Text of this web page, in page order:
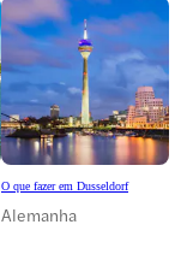
O que fazer em Dusseldorf
Alemanha